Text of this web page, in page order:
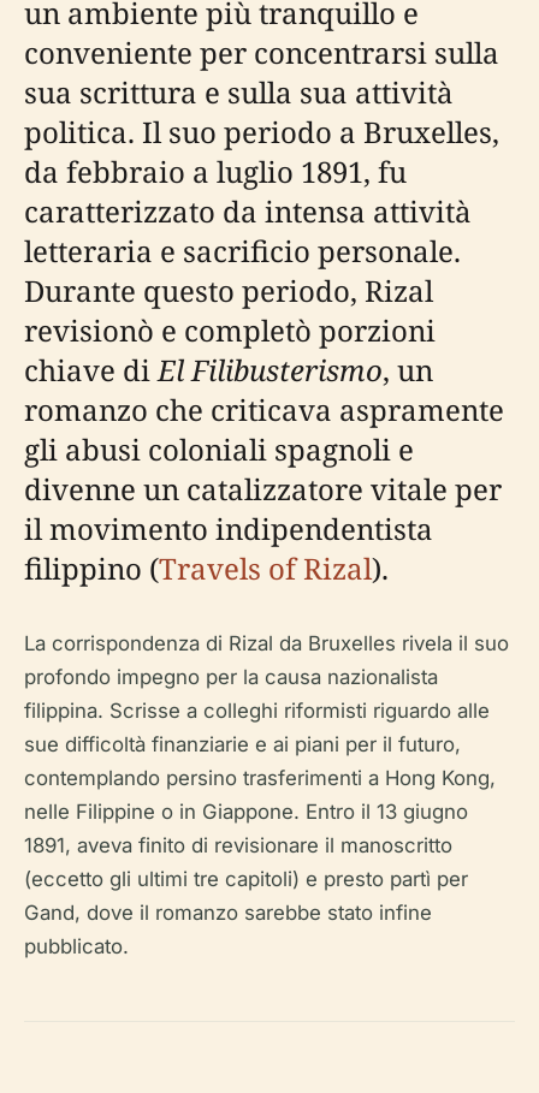
un ambiente più tranquillo e
conveniente per concentrarsi sulla
sua scrittura e sulla sua attività
politica. Il suo periodo a Bruxelles,
da febbraio a luglio 1891, fu
caratterizzato da intensa attività
letteraria e sacrificio personale.
Durante questo periodo, Rizal
revisionò e completò porzioni
chiave diEl Filibusterismo, un
romanzo che criticava aspramente
gli abusi coloniali spagnoli e
divenne un catalizzatore vitale per
il movimento indipendentista
filippino (Travels of Rizal).
La corrispondenza di Rizal da Bruxelles rivela il suo
profondo impegno per la causa nazionalista
filippina. Scrisse a colleghi riformisti riguardo alle
sue difficoltà finanziarie e ai piani per il futuro,
contemplando persino trasferimenti a Hong Kong,
nelle Filippine o in Giappone. Entro il 13 giugno
1891, aveva finito di revisionare il manoscritto
(eccetto gli ultimi tre capitoli) e presto partì per
Gand, dove il romanzo sarebbe stato infine
pubblicato.